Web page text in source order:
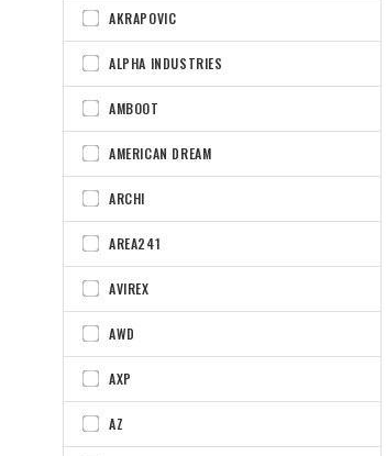
AKRAPOVIC
ALPHA INDUSTRIES
AMBOOT
AMERICAN DREAM
ARCHI
AREA241
AVIREX
AWD
AXP
AZ